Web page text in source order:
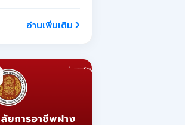
อ่านเพิ่มเติม